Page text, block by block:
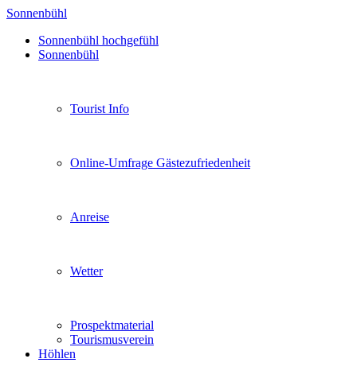
Sonnenbühl
Sonnenbühl hochgefühl
Sonnenbühl
Tourist Info
Online-Umfrage Gästezufriedenheit
Anreise
Wetter
Prospektmaterial
Tourismusverein
Höhlen